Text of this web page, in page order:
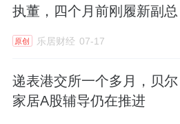
执董，四个月前刚履新副总
原创 乐居财经 07-17
递表港交所一个多月，贝尔
家居A股辅导仍在推进